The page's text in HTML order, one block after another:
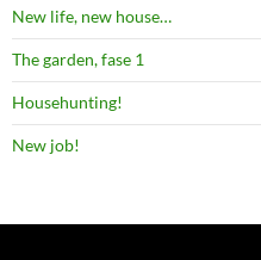
New life, new house…
The garden, fase 1
Househunting!
New job!